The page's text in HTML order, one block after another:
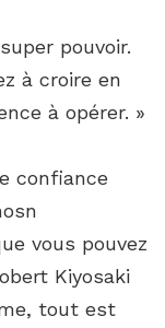
pouvoir.
à croire en
à opérer. »
confiance
vous pouvez
Kiyosaki
tout est